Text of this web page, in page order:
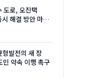
도로, 오진택
해결 방안 마련
형발전의 새 장
약속 이행 촉구